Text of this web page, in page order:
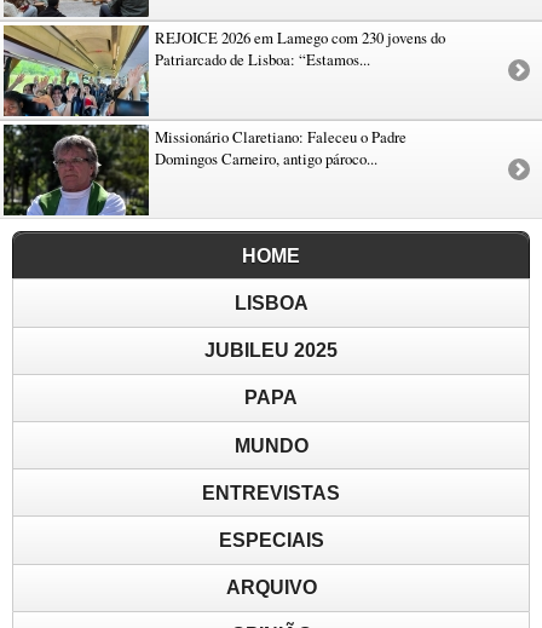
REJOICE 2026 em Lamego com 230 jovens do
Patriarcado de Lisboa: “Estamos...
Missionário Claretiano: Faleceu o Padre
Domingos Carneiro, antigo pároco...
HOME
LISBOA
JUBILEU 2025
PAPA
MUNDO
ENTREVISTAS
ESPECIAIS
ARQUIVO